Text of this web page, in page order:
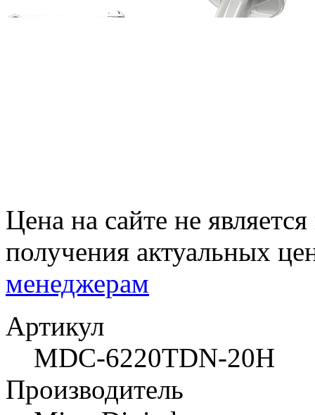
Цена на сайте не
получения актуальных
менеджерам
Артикул
MDC-6220TDN-20Н
Производитель